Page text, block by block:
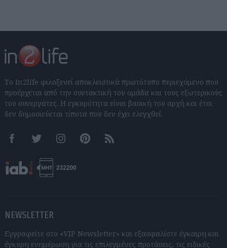
Το In2life φιλοξενεί αποκλειστικά πρωτότυπο περιεχόμενο που
προέρχεται από την συντακτική του ομάδα και τους εξωτερικούς
του συνεργάτες. Η εγκυρότητα είναι βασική του αρχή και έτσι
δεν δημοσιεύεται τίποτα που δεν έχει ελεγχθεί.
FacebookTwitter InstagramPinterestRSS feeds
NEWSLETTER
Εγγραφείτε στο «VIP Newsletter» και εξασφαλίστε έγκαιρη και
έγκυρη ενημέρωση για τις επιλεγμένες προτάσεις, τις ειδικές